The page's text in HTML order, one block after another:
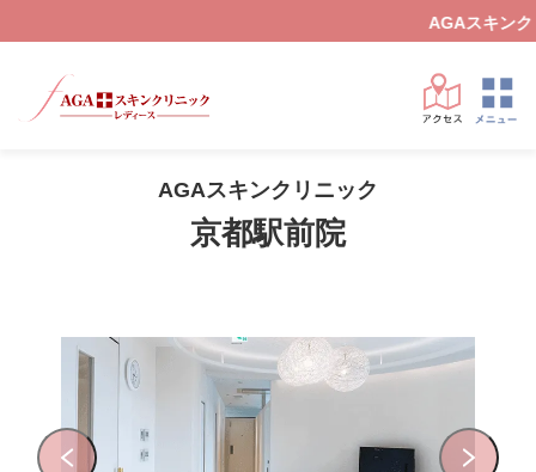
AGAスキンクリニックレディ
AGAスキンクリニック
京都駅前院